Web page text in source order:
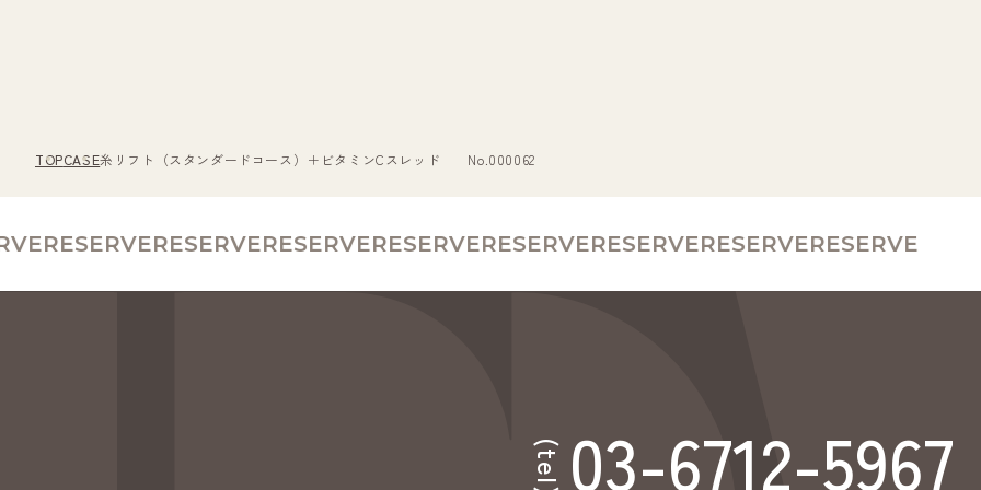
TOPCASE糸リフト（スタンダードコース）＋ビタミンCスレッド No.000062
RESERVERESERVERESERVERESERVERESERVERESERVERESERVERESERVE
(tel) 03-6712-5967